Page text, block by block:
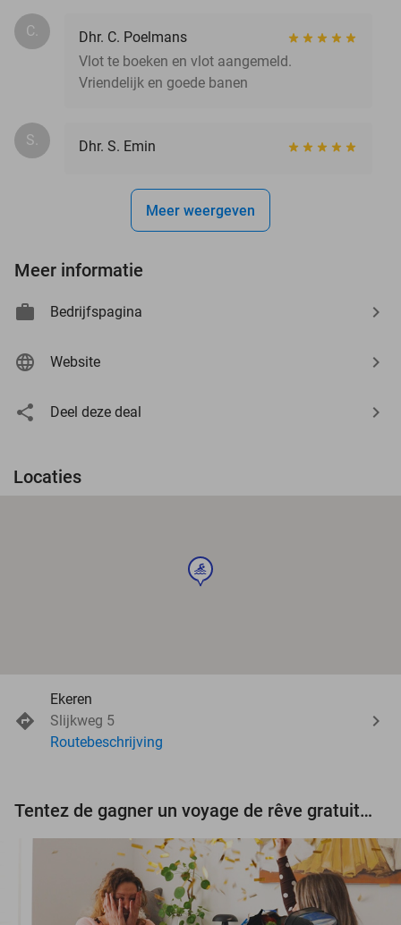
C.
Dhr. C. Poelmans
Vlot te boeken en vlot aangemeld.
Vriendelijk en goede banen
S. Dhr. S. Emin
Meer weergeven
Meer informatie
Bedrijfspagina
Website
Deel deze deal
Locaties
sport
Ekeren
Slijkweg 5
Routebeschrijving
Tentez de gagner un voyage de rêve gratuit d'une valeur de 3.000 € !